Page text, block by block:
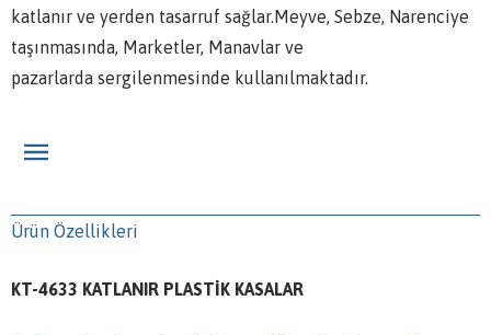
katlanır ve yerden tasarruf sağlar.Meyve, Sebze, Narenciye
taşınmasında, Marketler, Manavlar ve
pazarlarda sergilenmesinde kullanılmaktadır.
Ürün Özellikleri
KT-4633 KATLANIR PLASTİK KASALAR